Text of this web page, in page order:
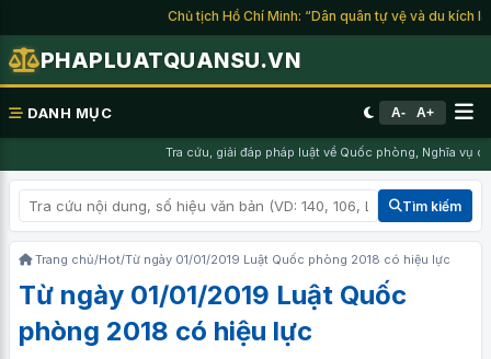
Chủ tịch Hồ Chí Minh: “Dân quân tự vệ và du kích
PHAPLUATQUANSU.VN
DANH MỤC A- A+
Tra cứu, giải đáp pháp luật về Quốc phòng, Nghĩa vụ
Tìm kiếm
Trang chủ/Hot/Từ ngày 01/01/2019 Luật Quốc phòng 2018 có hiệu lực
Từ ngày 01/01/2019 Luật Quốc
phòng 2018 có hiệu lực